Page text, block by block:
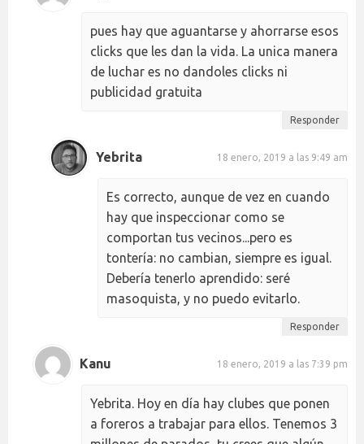
pues hay que aguantarse y ahorrarse esos
clicks que les dan la vida. La unica manera
de luchar es no dandoles clicks ni
publicidad gratuita
Responder
Yebrita 18 enero, 2019 a las 9:49 am
Es correcto, aunque de vez en cuando
hay que inspeccionar como se
comportan tus vecinos...pero es
tontería: no cambian, siempre es igual.
Debería tenerlo aprendido: seré
masoquista, y no puedo evitarlo.
Responder
Kanu 18 enero, 2019 a las 7:39 pm
Yebrita. Hoy en día hay clubes que ponen
a foreros a trabajar para ellos. Tenemos 3